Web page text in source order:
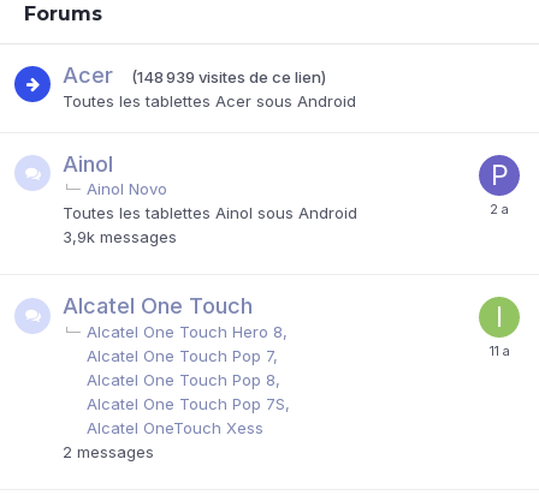
Forums
Acer
(148 939 visites de ce lien)
Toutes les tablettes Acer sous Android
Ainol
Ainol Novo
Toutes les tablettes Ainol sous Android
3,9k messages
Alcatel One Touch
Alcatel One Touch Hero 8
Alcatel One Touch Pop 7
Alcatel One Touch Pop 8
Alcatel One Touch Pop 7S
Alcatel OneTouch Xess
2 messages